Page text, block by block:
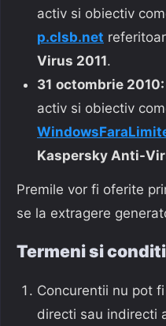
activ si obiectiv
p.clsb.net
Virus 2011.
31 octombrie 2010:
activ si obiectiv
Kaspersky Anti-
Premile vor fi oferite
se la extragere
Termeni si
Concurentii nu pot
directi sau indirecti